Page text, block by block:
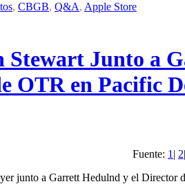
, CBGB, Q&A, Apple Store
Stewart Junto a
OTR en Pacific
Fuente: 1 | 2
junto a Garrett Hedulnd y el Director